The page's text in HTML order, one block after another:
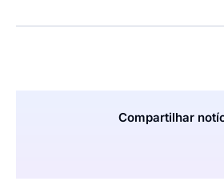
Compartilhar